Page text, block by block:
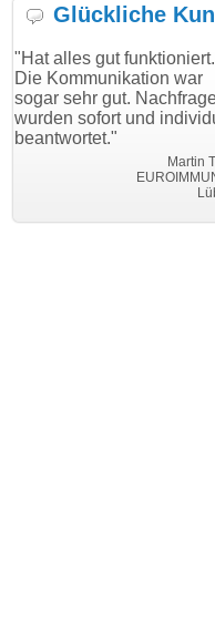
Glückliche
funktioniert.
war
Nachfragen
und individuell
EUROIMMUN AG
i